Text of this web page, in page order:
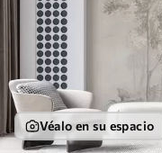
Véalo en su espacio